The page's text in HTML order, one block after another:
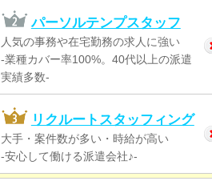
パーソルテンプスタッフ
人気の事務や在宅勤務の求人に強い
-業種カバー率100%。40代以上の派遣
実績多数-
リクルートスタッフィング
大手・案件数が多い・時給が高い
-安心して働ける派遣会社♪-